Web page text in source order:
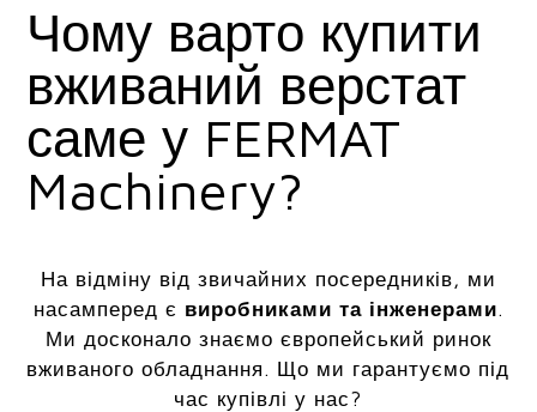
Чому варто купити
вживаний верстат
саме у FERMAT
Machinery?
На відміну від звичайних посередників, ми
насамперед є виробниками та інженерами.
Ми досконало знаємо європейський ринок
вживаного обладнання. Що ми гарантуємо під
час купівлі у нас?